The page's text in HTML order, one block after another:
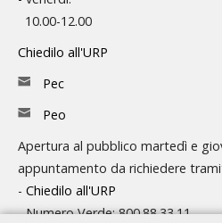
10.00-12.00
Chiedilo all'URP
Pec
Peo
Apertura al pubblico martedì e
appuntamento da richiedere
- Chiedilo all'URP
- Numero Verde: 800.88.33.11